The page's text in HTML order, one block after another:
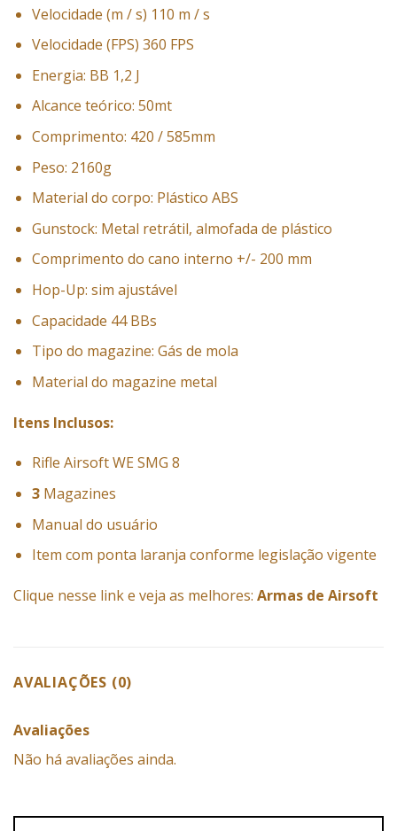
Velocidade (m / s) 110 m / s
Velocidade (FPS) 360 FPS
Energia: BB 1,2 J
Alcance teórico: 50mt
Comprimento: 420 / 585mm
Peso: 2160g
Material do corpo: Plástico ABS
Gunstock: Metal retrátil, almofada de plástico
Comprimento do cano interno +/- 200 mm
Hop-Up: sim ajustável
Capacidade 44 BBs
Tipo do magazine: Gás de mola
Material do magazine metal
Itens Inclusos:
Rifle Airsoft WE SMG 8
3Magazines
Manual do usuário
Item com ponta laranja conforme legislação vigente
Clique nesse link e veja as melhores: Armas de Airsoft
AVALIAÇÕES (0)
Avaliações
Não há avaliações ainda.